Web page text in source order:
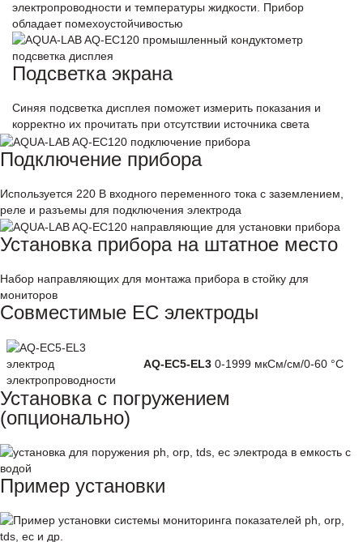
электропроводности и температуры жидкости. Прибор
обладает помехоустойчивостью
Подсветка экрана
Синяя подсветка дисплея поможет измерить показания и
корректно их прочитать при отсутствии источника света
Подключение прибора
Используется 220 В входного переменного тока с заземлением,
реле и разъемы для подключения электрода
Установка прибора на штатное место
Набор направляющих для монтажа прибора в стойку для
мониторов
Совместимые EC электроды
AQ-EC5-EL3 0-1999 мкСм/см/0-60 °С
Установка с погружением
(опционально)
Пример установки